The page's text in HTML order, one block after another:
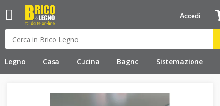
Legno Casa Cucina Bagno Sistemazione
Accedi